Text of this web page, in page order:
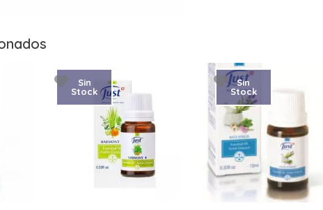
Sin
Stock
Sin
Stock